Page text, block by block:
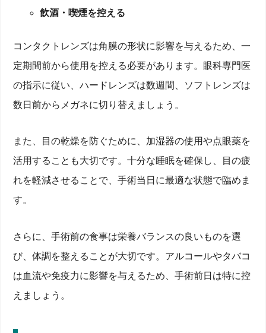
飲酒・喫煙を控える
コンタクトレンズは角膜の形状に影響を与えるため、一
定期間前から使用を控える必要があります。眼科専門医
の指示に従い、ハードレンズは数週間、ソフトレンズは
数日前からメガネに切り替えましょう。
また、目の乾燥を防ぐために、加湿器の使用や点眼薬を
活用することも大切です。十分な睡眠を確保し、目の疲
れを軽減させることで、手術当日に最適な状態で臨めま
す。
さらに、手術前の食事は栄養バランスの良いものを選
び、体調を整えることが大切です。アルコールやタバコ
は血流や免疫力に影響を与えるため、手術前日は特に控
えましょう。